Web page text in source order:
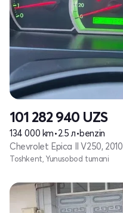
101 282 940 UZS
134 000 km•2.5 л•benzin
Chevrolet Epica II V250, 2010
Toshkent, Yunusobod tumani